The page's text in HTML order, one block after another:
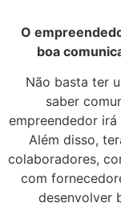
O
boa
Não basta ter
saber
empreendedor irá
Além disso,
colaboradores,
com
desenvolver